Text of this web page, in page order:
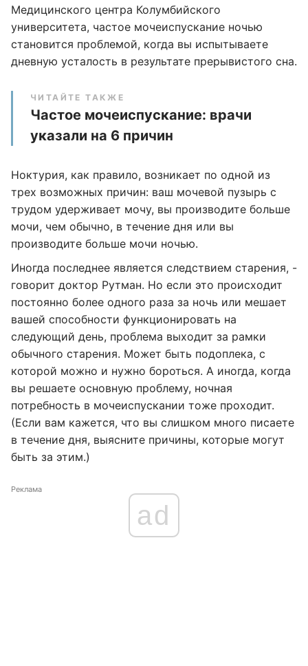
Медицинского центра Колумбийского
университета, частое мочеиспускание ночью
становится проблемой, когда вы испытываете
дневную усталость в результате прерывистого сна.
ЧИТАЙТЕ ТАКЖЕ
Частое мочеиспускание: врачи
указали на 6 причин
Ноктурия, как правило, возникает по одной из
трех возможных причин: ваш мочевой пузырь с
трудом удерживает мочу, вы производите больше
мочи, чем обычно, в течение дня или вы
производите больше мочи ночью.
Иногда последнее является следствием старения, -
говорит доктор Рутман. Но если это происходит
постоянно более одного раза за ночь или мешает
вашей способности функционировать на
следующий день, проблема выходит за рамки
обычного старения. Может быть подоплека, с
которой можно и нужно бороться. А иногда, когда
вы решаете основную проблему, ночная
потребность в мочеиспускании тоже проходит.
(Если вам кажется, что вы слишком много писаете
в течение дня, выясните причины, которые могут
быть за этим.)
Реклама
ad